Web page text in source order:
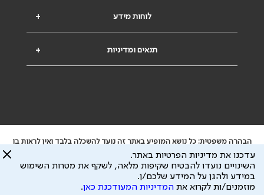
+ לוחות מידע
+ תנאים ומדיניות
הבהרה משפטית: כל נושא המופיע באתר זה נועד להשכלה בלבד ואין לראות בו
ייעוץ רפואי או משפטי. אין הר"י אחראית לתוכן המתפרסם באתר זה ולכל נזק
שעלול להיגרם.
ידוע לי שהר"י אוספת ושומרת מידע אישי לצורך מתן השרות וכי חלק ממנו עשוי
להיות מועבר לצדדים שלישיים, הכל בכפוף למדיניות הפרטיות
עדכנו את מדיניות הפרטיות באתר.
השינויים נועדו להבטיח שקיפות מלאה, לשקף את מטרות השימוש
במידע ולהגן על המידע שלכם/ן.
מוזמנים/ות לקרוא את המדיניות המעודכנת כאן.